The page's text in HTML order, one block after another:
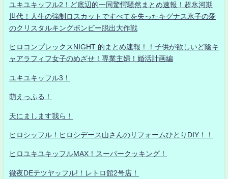
ユキユキッフル2！ど底辺的一同驚愕騒然まとめ速報！超氷河期
世代！人生の強制ロスカットですべてを失ったキグナス氷子の愛
のクリスタルキングボンビー脱出大作戦
ヒロコンプレックスNIGHT 的まとめ速報！！子供が欲しいど陰キ
ャアラフィフ女子のめざせ！専業主婦！婚活計画編
ユキユキッフル3！
萌えっふる！
天にまします我ら！
ヒロシッフル！ヒロシデース山さんのリフォームひとりDIY！！
ヒロユキユキッフルMAX！スーパークッキング！
徹夜DEテツヤッフル!！レトロ館2号店！